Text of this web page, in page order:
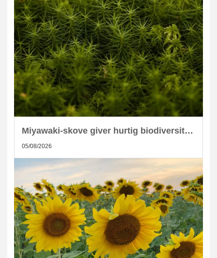
Miyawaki-skove giver hurtig biodiversitet i skandinaviske byer
05/08/2026